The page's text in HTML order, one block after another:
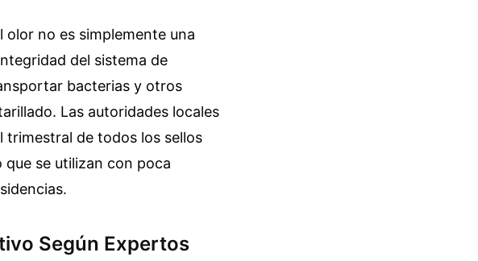
no es simplemente una
del sistema de
bacterias y otros
Las autoridades locales
trimestral de todos los sellos
se utilizan con poca
Según Expertos